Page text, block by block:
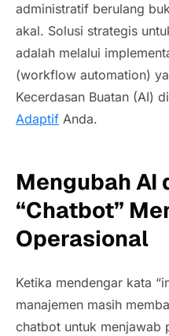
administratif berulang
akal. Solusi strategis
adalah melalui
(workflow automation)
Kecerdasan Buatan (AI)
Adaptif Anda.
Mengubah AI
“Chatbot”
Operasional
Ketika mendengar kata
manajemen masih
chatbot untuk menjawab